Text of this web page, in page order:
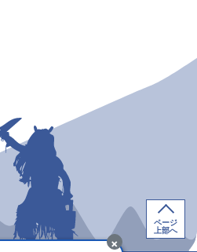
×
ページ
上部へ